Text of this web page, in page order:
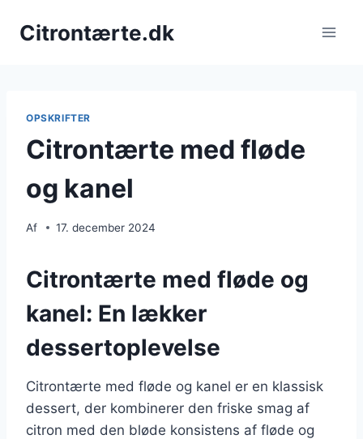
Citrontærte.dk
OPSKRIFTER
Citrontærte med fløde
og kanel
Af 17. december 2024
Citrontærte med fløde og
kanel: En lækker
dessertoplevelse
Citrontærte med fløde og kanel er en klassisk
dessert, der kombinerer den friske smag af
citron med den bløde konsistens af fløde og